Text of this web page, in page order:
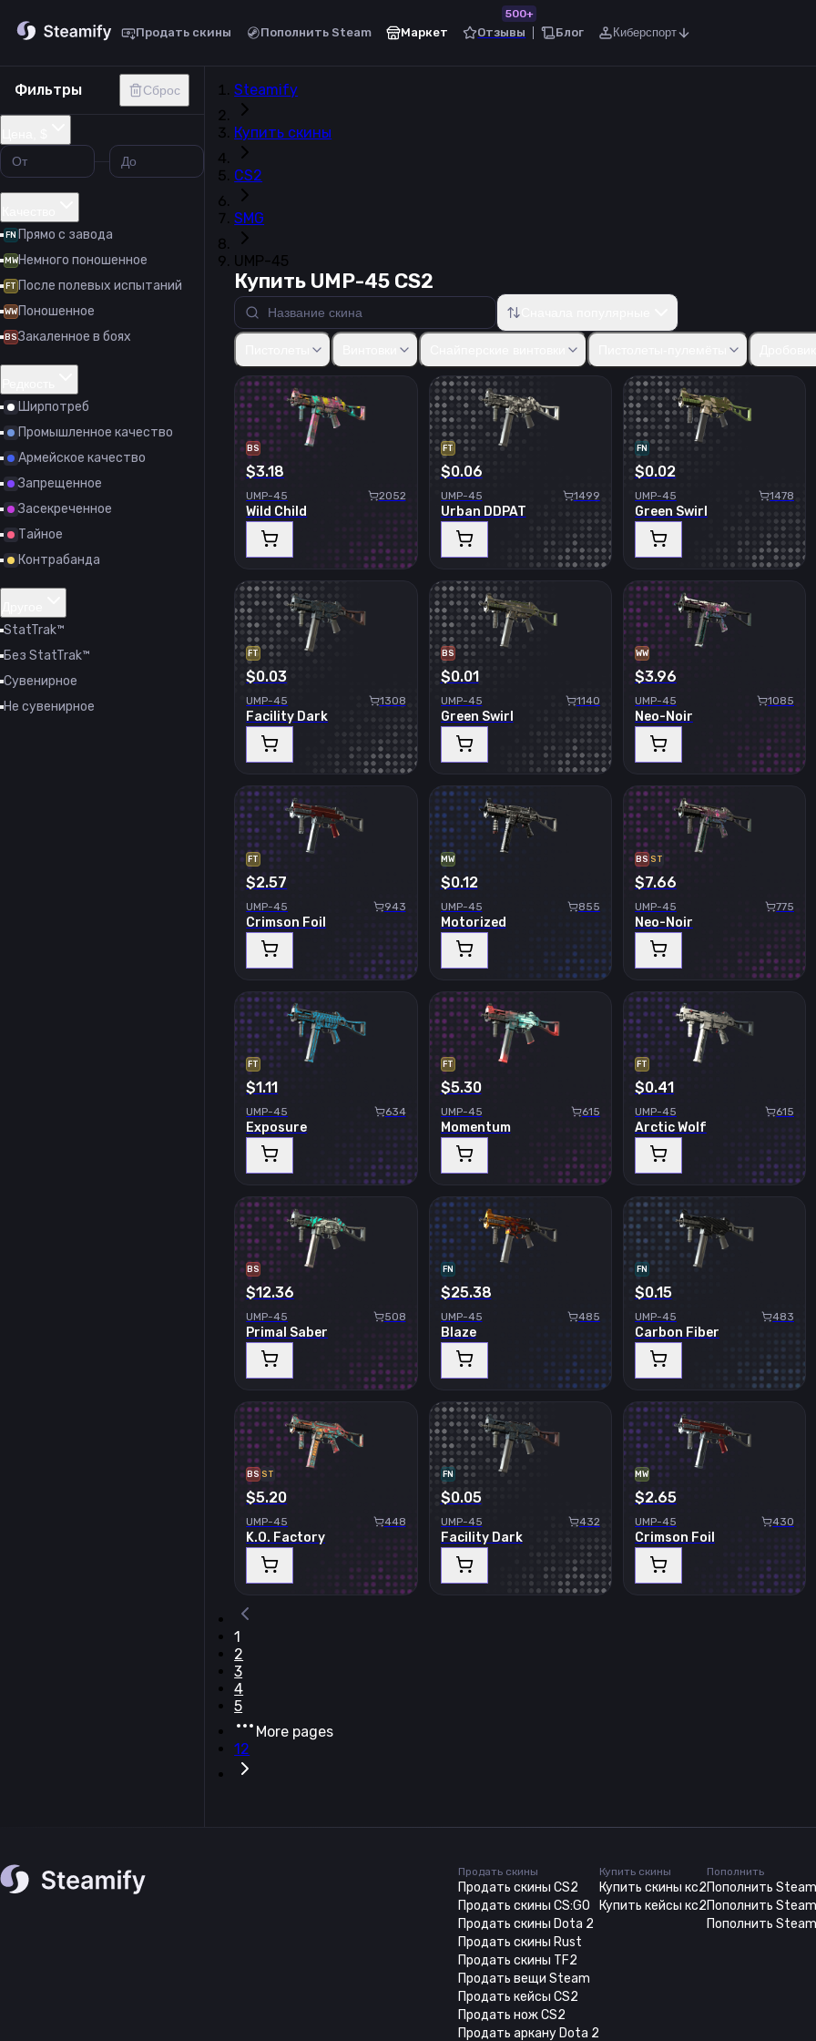
Продать скины Пополнить Steam Маркет Отзывы
500+
Блог Киберспорт
Фильтры Сброс
FN Прямо с завода
MW Немного поношенное
FT После полевых испытаний
WW Поношенное
BS Закаленное в боях
Ширпотреб
Промышленное качество
Армейское качество
Запрещенное
Засекреченное
Тайное
Контрабанда
StatTrak™
Без StatTrak™
Сувенирное
Не сувенирное
Steamify
Купить скины
CS2
SMG
UMP-45
Купить UMP-45 CS2
Glock-18USP-SP2000P250Five-SeveNTec-9CZ75-AutoDual BerettasDesert EagleR8
BS
$3.18
UMP-45 2052
Wild Child
FT
$0.06
UMP-45 1499
Urban DDPAT
FN
$0.02
UMP-45 1478
Green Swirl
FT
$0.03
UMP-45 1308
Facility Dark
BS
$0.01
UMP-45 1140
Green Swirl
WW
$3.96
UMP-45 1085
Neo-Noir
FT
$2.57
UMP-45 943
Crimson Foil
MW
$0.12
UMP-45 855
Motorized
BS ST
$7.66
UMP-45 775
Neo-Noir
FT
$1.11
UMP-45 634
Exposure
FT
$5.30
UMP-45 615
Momentum
FT
$0.41
UMP-45 615
Arctic Wolf
BS
$12.36
UMP-45 508
Primal Saber
FN
$25.38
UMP-45 485
Blaze
FN
$0.15
UMP-45 483
Carbon Fiber
BS ST
$5.20
UMP-45 448
K.O. Factory
FN
$0.05
UMP-45 432
Facility Dark
MW
$2.65
UMP-45 430
Crimson Foil
1
2
3
4
5
More pages
12
Продать скины
Продать скины CS2
Продать скины CS:GO
Продать скины Dota 2
Продать скины Rust
Продать скины TF2
Продать вещи Steam
Продать кейсы CS2
Продать нож CS2
Продать аркану Dota 2
Купить скины
Купить скины кс2
Купить кейсы кс2
Пополнить
Пополнить Steam
Пополнить
Пополнить